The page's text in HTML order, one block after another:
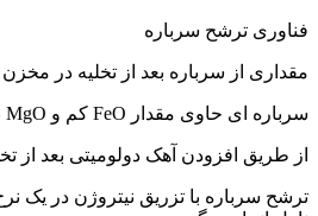
فناوری ترشح سرباره
مقداری از سرباره بعد از تخلیه در
سرباره ای حاوی مقدار FeO کم و MgO بالا مطلوب می باشد.
از طریق افزودن آهک دولومیتی بعد از
ترشح سرباره با تزریق نیتروژن در یک